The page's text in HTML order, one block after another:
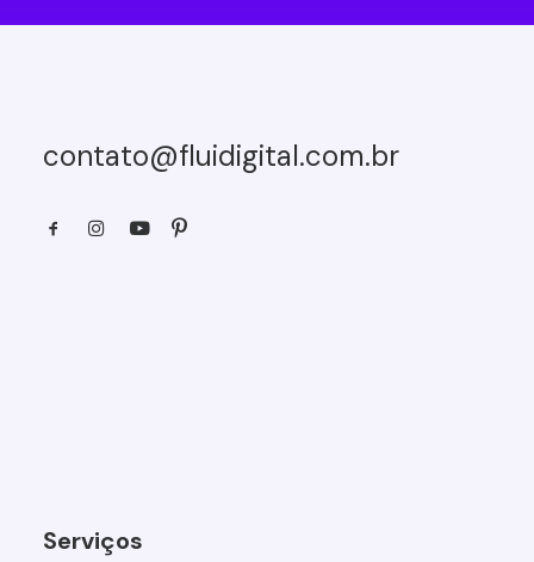
contato@fluidigital.com.br
Serviços